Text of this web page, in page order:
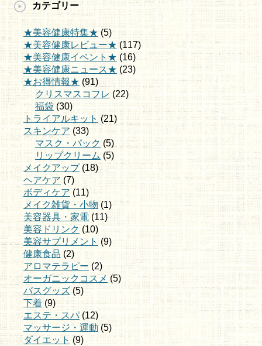
カテゴリー
★美容健康特集★ (5)
★美容健康レビュー★ (117)
★美容健康イベント★(16)
★美容健康ニュース★ (23)
★お得情報★ (91)
クリスマスコフレ (22)
福袋(30)
トライアルキット (21)
スキンケア (33)
マスク・パック (5)
リップクリーム (5)
メイクアップ(18)
ヘアケア (7)
ボディケア (11)
メイク雑貨・小物 (1)
美容器具・家電 (11)
美容ドリンク (10)
美容サプリメント(9)
健康食品 (2)
アロマテラピー (2)
オーガニックコスメ (5)
バスグッズ (5)
下着(9)
エステ・スパ(12)
マッサージ・運動(5)
ダイエット (9)